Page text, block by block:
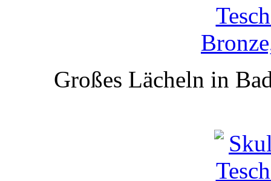
Großes Lächeln in